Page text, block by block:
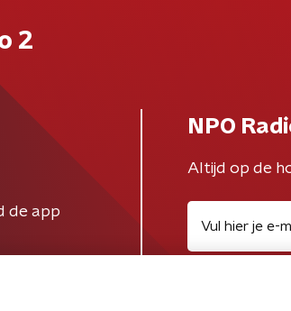
2
de app
NPO
Altijd op de